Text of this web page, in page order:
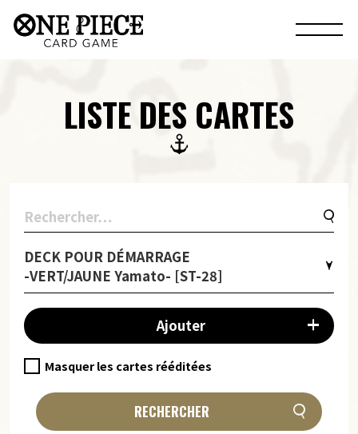
LISTE DES CARTES
DECK POUR DÉMARRAGE
-VERT/JAUNE Yamato- [ST-28]
Ajouter
Masquer les cartes rééditées
RECHERCHER